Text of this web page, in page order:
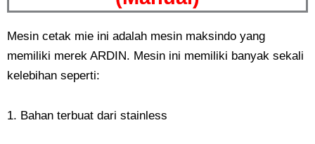
Mesin cetak mie ini adalah mesin maksindo yang
memiliki merek ARDIN. Mesin ini memiliki banyak sekali
kelebihan seperti:
1. Bahan terbuat dari stainless